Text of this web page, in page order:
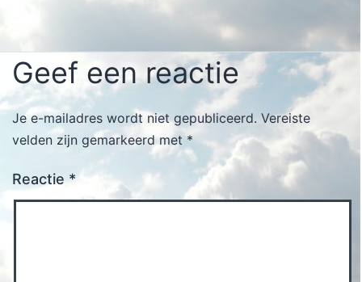
Geef een reactie
Je e-mailadres wordt niet gepubliceerd. Vereiste
velden zijn gemarkeerd met*
Reactie*